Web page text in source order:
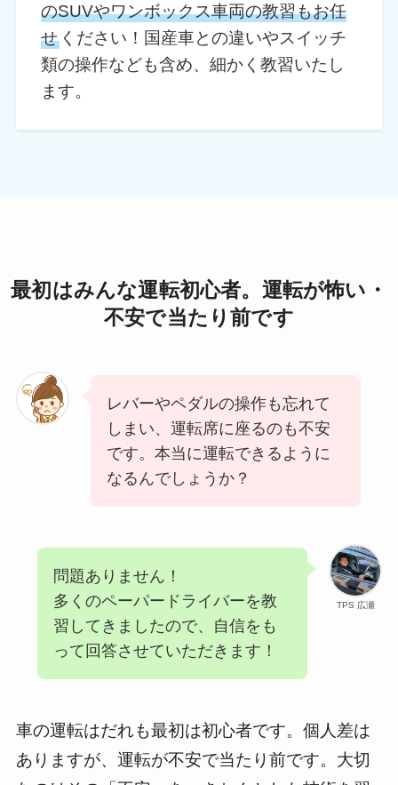
のSUVやワンボックス車両の教習もお任
せ ください！国産車との違いやスイッチ
類の操作なども含め、細かく教習いたし
ます。
最初はみんな運転初心者。運転が怖い・
不安で当たり前です
レバーやペダルの操作も忘れて
しまい、運転席に座るのも不安
です。本当に運転できるように
なるんでしょうか？
TPS 広瀬
問題ありません！
多くのペーパードライバーを教
習してきましたので、自信をも
って回答させていただきます！
車の運転はだれも最初は初心者です。個人差は
ありますが、運転が不安で当たり前です。大切